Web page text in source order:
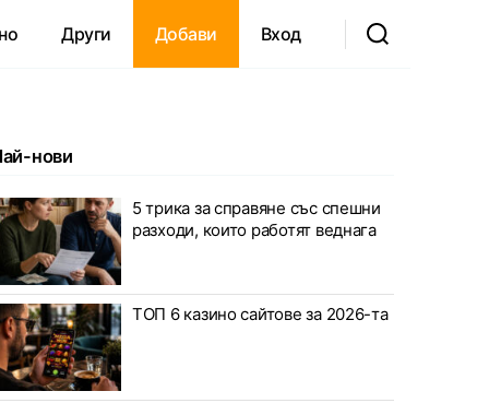
Други Добави Вход
нови
5 трика за справяне със спешни
разходи, които работят веднага
ТОП 6 казино сайтове за 2026-та